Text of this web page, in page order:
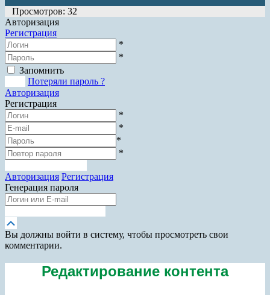
Просмотров: 32
Авторизация
Регистрация
*
*
Запомнить
Потеряли пароль ?
Авторизация
Регистрация
*
*
*
*
Авторизация Регистрация
Генерация пароля
вверх
Вы должны войти в систему, чтобы просмотреть свои
комментарии.
Редактирование контента